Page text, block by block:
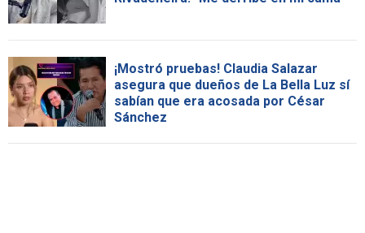
¡Mostró pruebas! Claudia Salazar
asegura que dueños de La Bella Luz sí
sabían que era acosada por César
Sánchez